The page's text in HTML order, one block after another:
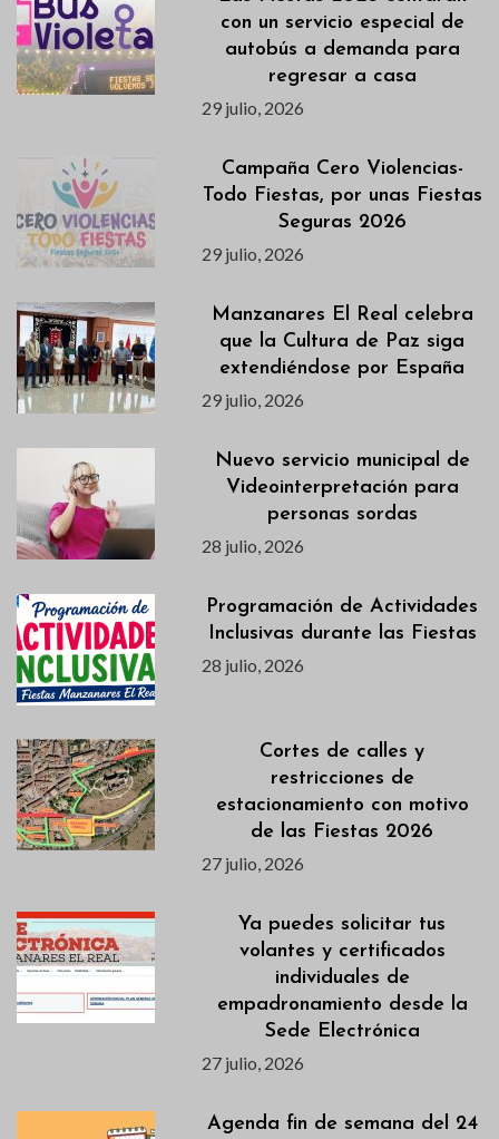
con un servicio especial de
autobús a demanda para
regresar a casa
29 julio, 2026
Campaña Cero Violencias-
Todo Fiestas, por unas Fiestas
Seguras 2026
29 julio, 2026
Manzanares El Real celebra
que la Cultura de Paz siga
extendiéndose por España
29 julio, 2026
Nuevo servicio municipal de
Videointerpretación para
personas sordas
28 julio, 2026
Programación de Actividades
Inclusivas durante las Fiestas
28 julio, 2026
Cortes de calles y
restricciones de
estacionamiento con motivo
de las Fiestas 2026
27 julio, 2026
Ya puedes solicitar tus
volantes y certificados
individuales de
empadronamiento desde la
Sede Electrónica
27 julio, 2026
Agenda fin de semana del 24